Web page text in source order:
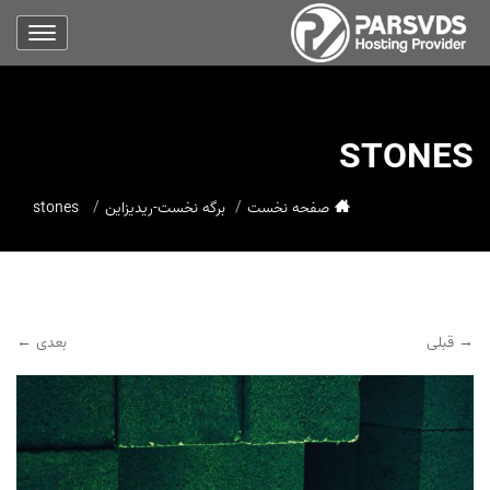
STONES
صفحه نخست برگه نخست-ریدیزاین
→ قبلی بعدی ←